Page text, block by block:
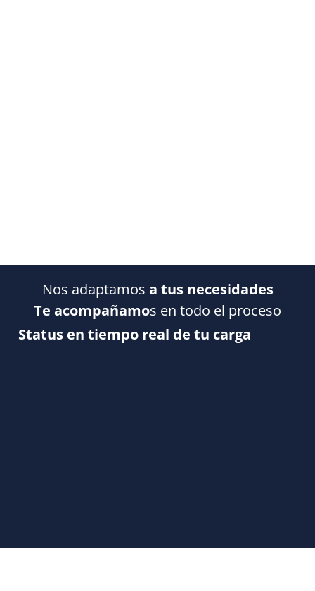
Nos adaptamos a tus necesidades
Te acompañamos en todo el proceso
Status en tiempo real de tu carga